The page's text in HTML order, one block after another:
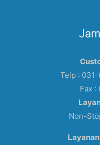
Telp :
Fax :
Non-